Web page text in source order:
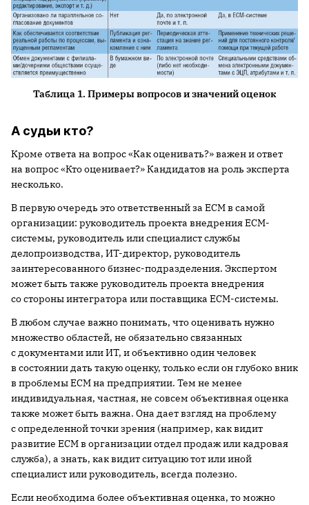
Таблица 1. Примеры вопросов и значений оценок
А судьи кто?
Кроме ответа на вопрос «Как оценивать?» важен и ответ
на вопрос «Кто оценивает?» Кандидатов на роль эксперта
несколько.
В первую очередь это ответственный за ECM в самой
организации: руководитель проекта внедрения ECM-
системы, руководитель или специалист службы
делопроизводства, ИТ-директор, руководитель
заинтересованного бизнес-подразделения. Экспертом
может быть также руководитель проекта внедрения
со стороны интегратора или поставщика ECM-системы.
В любом случае важно понимать, что оценивать нужно
множество областей, не обязательно связанных
с документами или ИТ, и объективно один человек
в состоянии дать такую оценку, только если он глубоко вник
в проблемы ECM на предприятии. Тем не менее
индивидуальная, частная, не совсем объективная оценка
также может быть важна. Она дает взгляд на проблему
с определенной точки зрения (например, как видит
развитие ECM в организации отдел продаж или кадровая
служба), а знать, как видит ситуацию тот или иной
специалист или руководитель, всегда полезно.
Если необходима более объективная оценка, то можно